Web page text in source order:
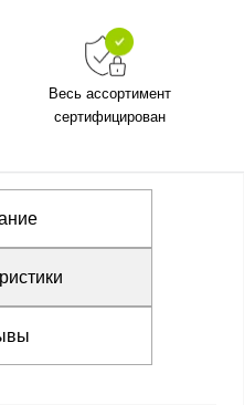
Весь ассортимент
сертифицирован